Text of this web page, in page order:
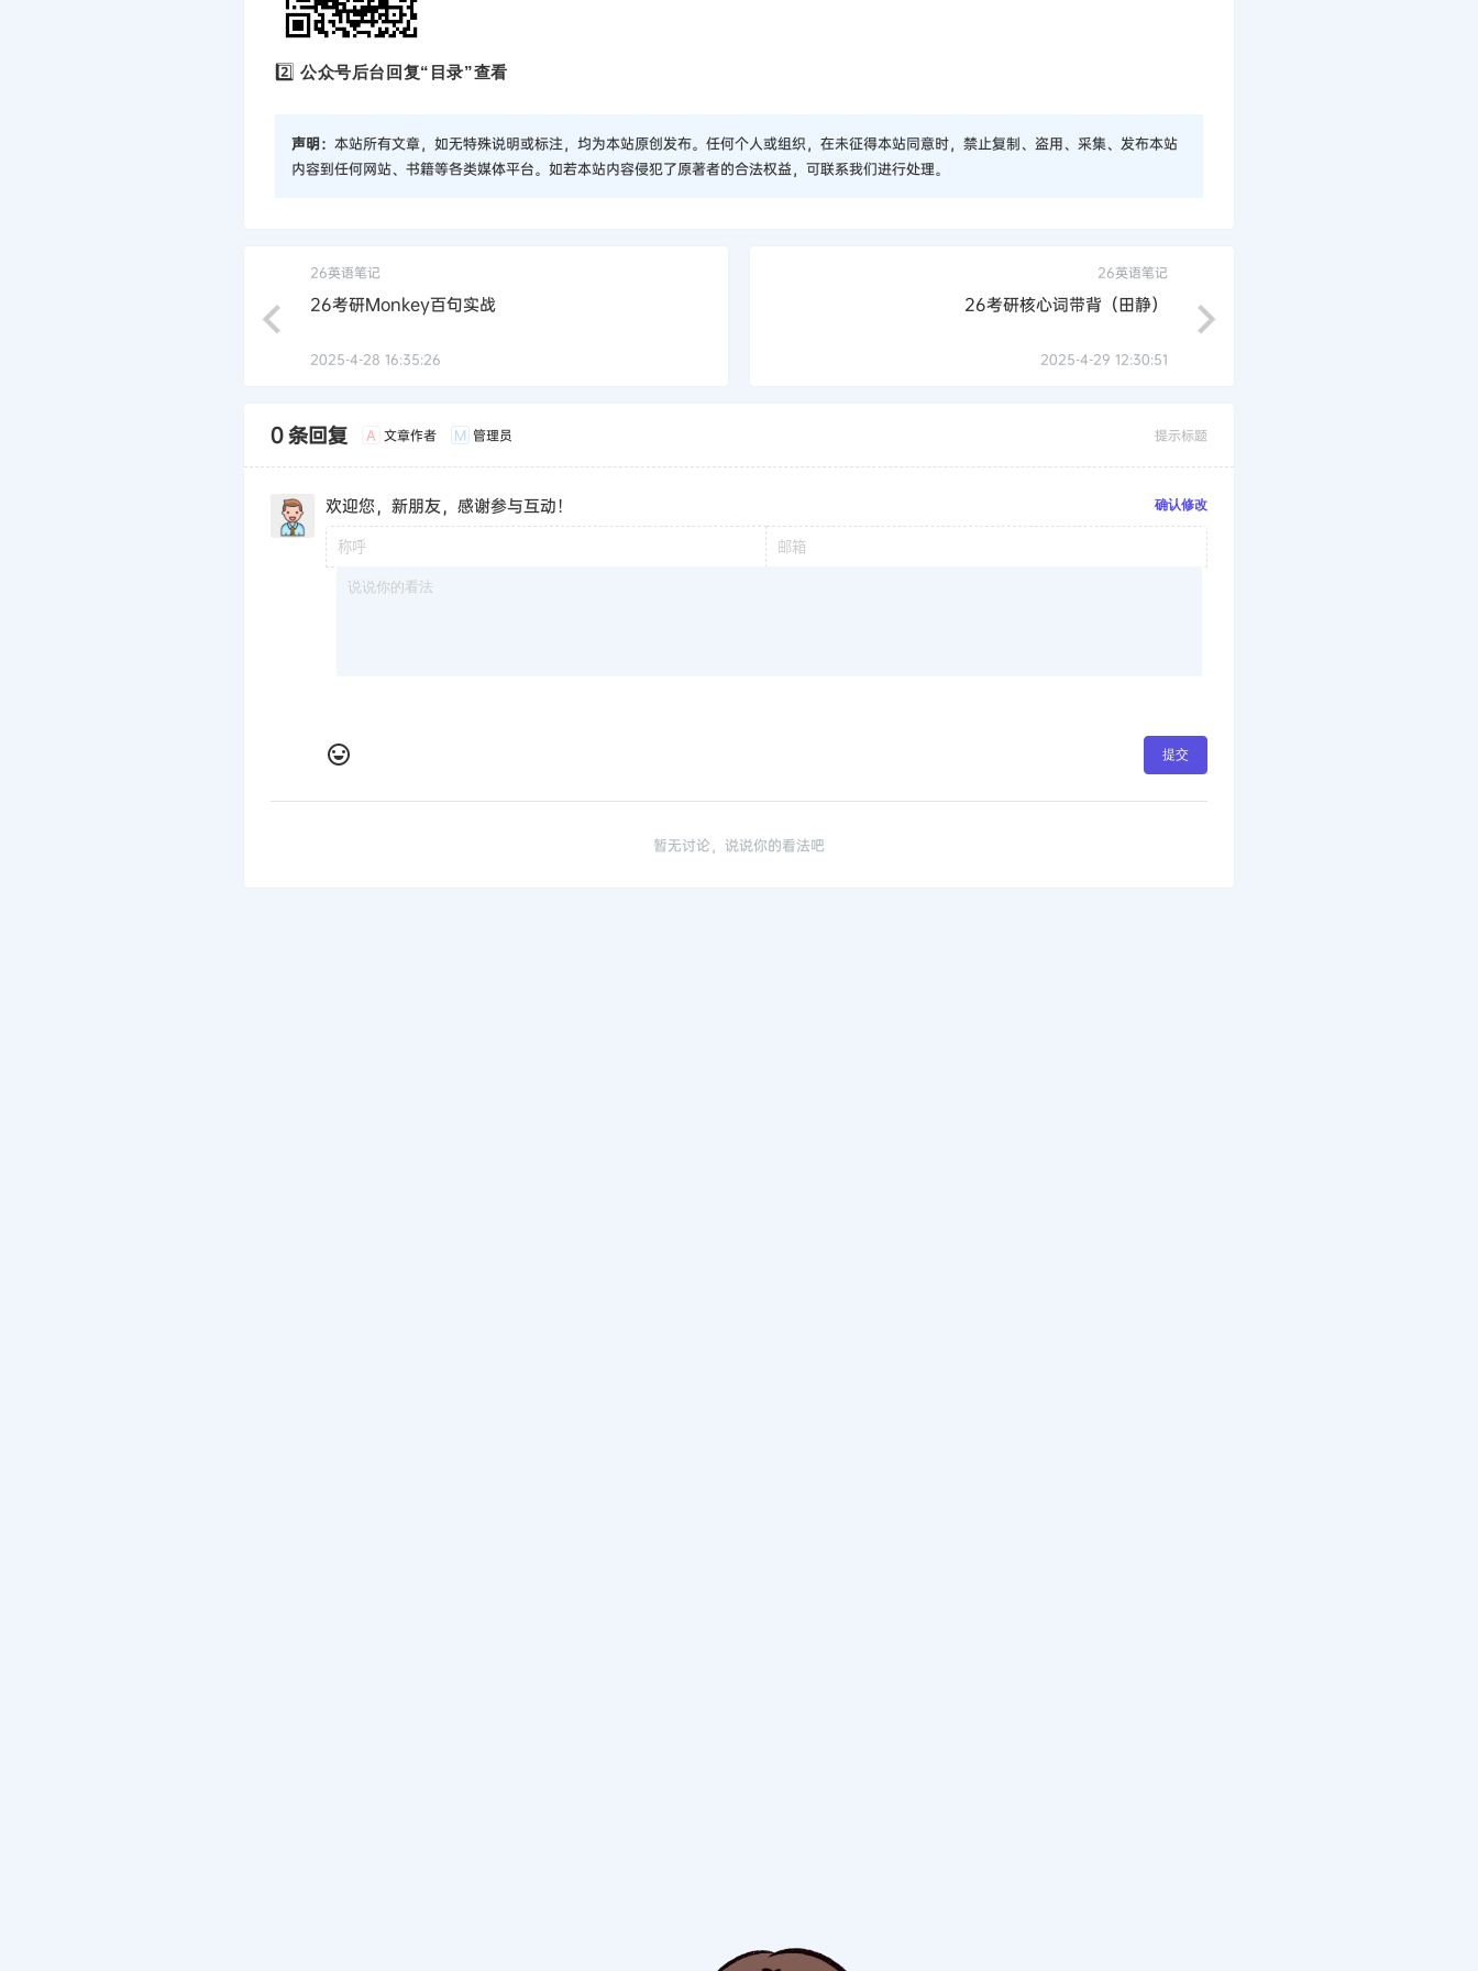
2️⃣公众号后台回复“目录”查看
声明： 本站所有文章，如无特殊说明或标注，均为本站原创发布。任何个人或组织，在未征得本站同意时，禁止复制、盗用、采集、发布本站
内容到任何网站、书籍等各类媒体平台。如若本站内容侵犯了原著者的合法权益，可联系我们进行处理。
26英语笔记
26考研Monkey百句实战
2025-4-28 16:35:26
26英语笔记
26考研核心词带背（田静）
2025-4-29 12:30:51
0 条回复 A 文章作者 M 管理员 提示标题
欢迎您，新朋友，感谢参与互动！ 确认修改
提交
暂无讨论，说说你的看法吧